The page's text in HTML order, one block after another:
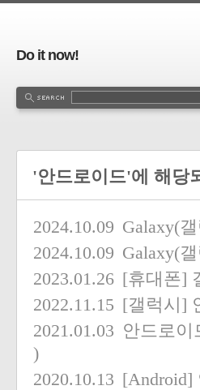
Do it now!
'안드로이드'에 해당
2024.10.09 Galaxy(
2024.10.09 Galaxy(
2023.01.26 [휴대폰]
2022.11.15 [갤럭시]
2021.01.03 안드로이
)
2020.10.13 [Android]